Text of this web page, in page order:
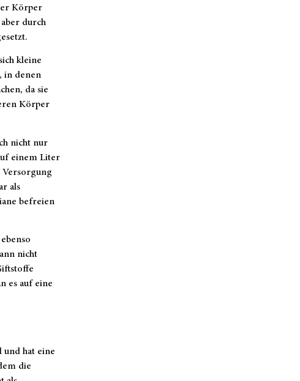
Körper
durch
kleine
in denen
da sie
Körper
nicht nur
einem Liter
Versorgung
als
befreien
nicht
es auf eine
und hat eine
die